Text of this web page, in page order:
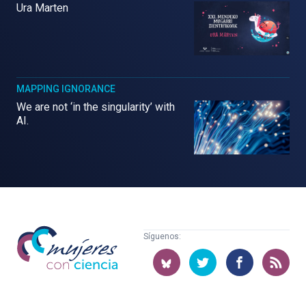
Ura Marten
MAPPING IGNORANCE
We are not ‘in the singularity’ with
AI.
Mujeres
con
ciencia
Síguenos: